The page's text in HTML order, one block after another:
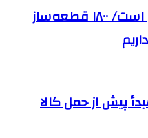
بازار قطعه‌سازی رقابتی است/ ۱۸۰۰ قطعه‌ساز
پیش از حمل کالا